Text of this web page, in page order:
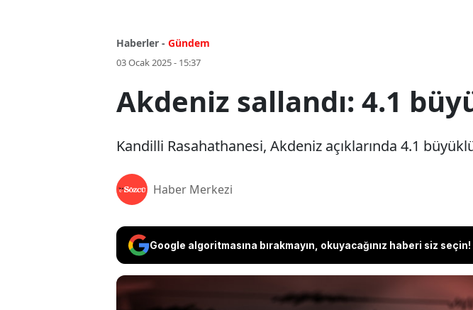
Haberler - Gündem
03 Ocak 2025 - 15:37
Akdeniz sallandı: 4.1
Kandilli Rasahathanesi, Akdeniz açıklarında 4.1
Haber Merkezi
Google algoritmasına bırakmayın, okuyacağınız haberi siz seçin!